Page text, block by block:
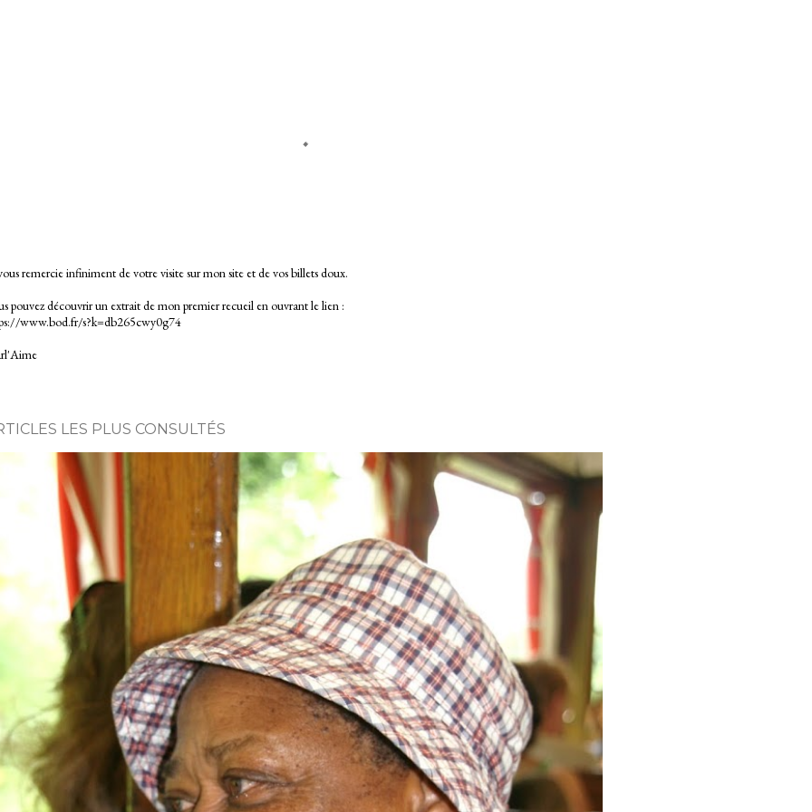
remercie infiniment de votre visite sur mon site et de vos billets doux.
pouvez découvrir un extrait de mon premier recueil en ouvrant le lien :
www.bod.fr/s?k=db265cwy0g74
LES PLUS CONSULTÉS